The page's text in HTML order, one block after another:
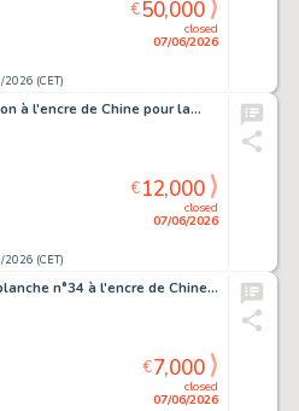
(CET)
closed
07/06/2026
€50,000
à l'encre de Chine pour la…
(CET)
closed
07/06/2026
€12,000
n°34 à l'encre de Chine…
closed
07/06/2026
€7,000